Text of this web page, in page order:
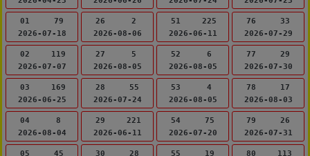
01
79
2026-07-18
02
119
2026-07-07
03
169
2026-06-25
04
8
2026-08-04
05
45
26
2
2026-08-06
27
5
2026-08-05
28
55
2026-07-24
29
221
2026-06-11
30
28
51
225
2026-06-11
52
6
2026-08-05
53
4
2026-08-05
54
75
2026-07-20
55
19
76
33
2026-07-29
77
29
2026-07-30
78
17
2026-08-03
79
26
2026-07-31
80
113